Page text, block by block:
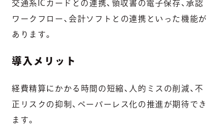
交通系ICカードとの連携、領収書の電子保存、承認
ワークフロー、会計ソフトとの連携といった機能が
あります。
導入メリット
経費精算にかかる時間の短縮、人的ミスの削減、不
正リスクの抑制、ペーパーレス化の推進が期待でき
ます。